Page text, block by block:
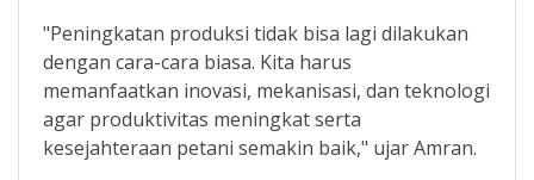
"Peningkatan produksi tidak bisa lagi dilakukan
dengan cara-cara biasa. Kita harus
memanfaatkan inovasi, mekanisasi, dan teknologi
agar produktivitas meningkat serta
kesejahteraan petani semakin baik," ujar Amran.